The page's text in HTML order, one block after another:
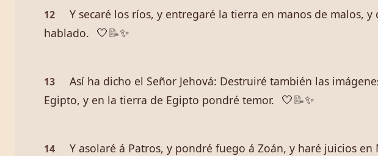
12
Y secaré los ríos, y entregaré la tierra en manos de malos,
hablado.
🤍 📝✨
13
Así ha dicho el Señor Jehová: Destruiré también las
Egipto, y en la tierra de Egipto pondré temor.
🤍 📝✨
14 Y asolaré á Patros, y pondré fuego á Zoán, y haré juicios en